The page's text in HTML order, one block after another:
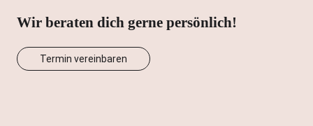
Wir beraten dich gerne persönlich!
Termin vereinbaren